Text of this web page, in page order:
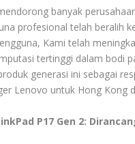
banyak
profesional telah beralih
Kami telah
tertinggi dalam bodi
generasi ini sebagai
Lenovo untuk Hong Kong
P17 Gen 2: